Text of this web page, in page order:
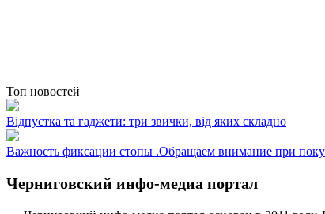
Топ новостей
Відпустка та гаджети: три звички, від яких складно
Важность фиксации стопы .Обращаем внимание при
Черниговский инфо-медиа портал